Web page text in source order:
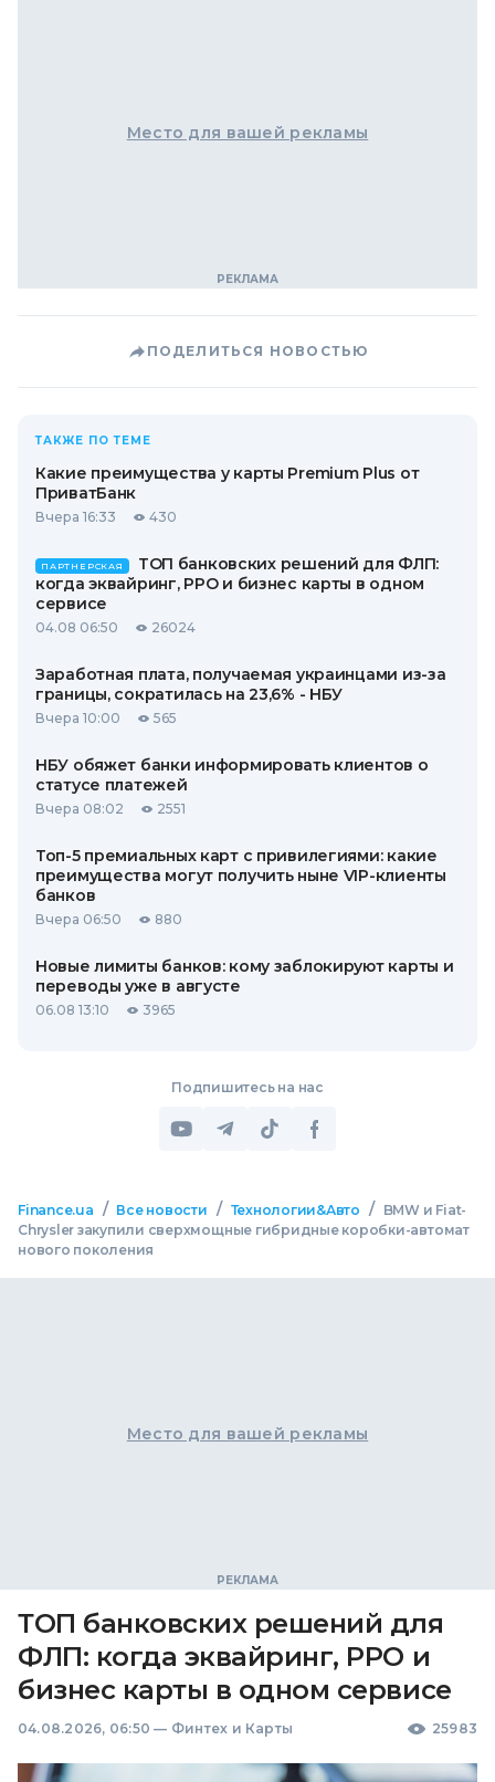
Место для вашей рекламы
ПОДЕЛИТЬСЯ НОВОСТЬЮ
ТАКЖЕ ПО ТЕМЕ
Какие преимущества у карты Premium Plus от
ПриватБанк
Вчера 16:33 430
ПАРТНЕРСКАЯ
ТОП банковских решений для ФЛП:
когда эквайринг, РРО и бизнес карты в одном
сервисе
04.08 06:50 26024
Заработная плата, получаемая украинцами из-за
границы, сократилась на 23,6% - НБУ
Вчера 10:00 565
НБУ обяжет банки информировать клиентов о
статусе платежей
Вчера 08:02 2551
Топ-5 премиальных карт с привилегиями: какие
преимущества могут получить ныне VIP-клиенты
банков
Вчера 06:50 880
Новые лимиты банков: кому заблокируют карты и
переводы уже в августе
06.08 13:10 3965
Подпишитесь на нас
Finance.ua / Все новости / Технологии&Авто /
BMW и Fiat-
Chrysler закупили сверхмощные гибридные коробки-автомат
нового поколения
Место для вашей рекламы
ТОП банковских решений для
ФЛП: когда эквайринг, РРО и
бизнес карты в одном сервисе
04.08.2026, 06:50 — Финтех и Карты 25983